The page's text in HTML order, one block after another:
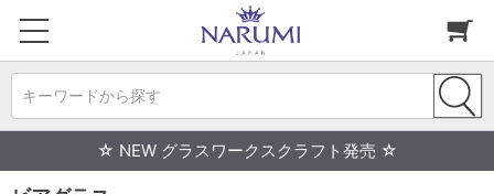
キーワードから探す
☆ NEW グラスワークスクラフト発売 ☆